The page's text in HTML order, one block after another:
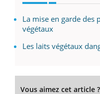
La mise en garde des
végétaux
Les laits végétaux
Vous aimez cet article